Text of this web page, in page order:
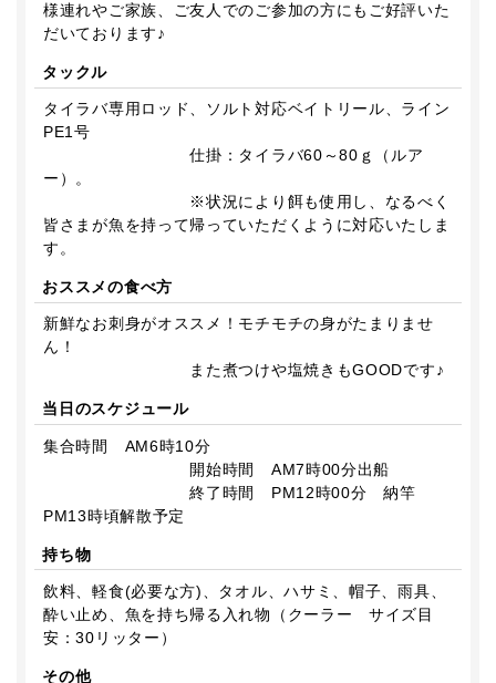
様連れやご家族、ご友人でのご参加の方にもご好評いた
だいております♪
タックル
タイラバ専用ロッド、ソルト対応ベイトリール、ライン
PE1号
仕掛：タイラバ60～80ｇ（ルア
ー）。
※状況により餌も使用し、なるべく
皆さまが魚を持って帰っていただくように対応いたしま
す。
おススメの食べ方
新鮮なお刺身がオススメ！モチモチの身がたまりませ
ん！
また煮つけや塩焼きもGOODです♪
当日のスケジュール
集合時間 AM6時10分
開始時間 AM7時00分出船
終了時間 PM12時00分 納竿
PM13時頃解散予定
持ち物
飲料、軽食(必要な方)、タオル、ハサミ、帽子、雨具、
酔い止め、魚を持ち帰る入れ物（クーラー サイズ目
安：30リッター）
その他